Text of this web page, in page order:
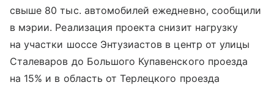
свыше 80 тыс. автомобилей ежедневно, сообщили
в мэрии. Реализация проекта снизит нагрузку
на участки шоссе Энтузиастов в центр от улицы
Сталеваров до Большого Купавенского проезда
на 15% и в область от Терлецкого проезда